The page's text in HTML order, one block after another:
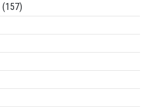
(157)